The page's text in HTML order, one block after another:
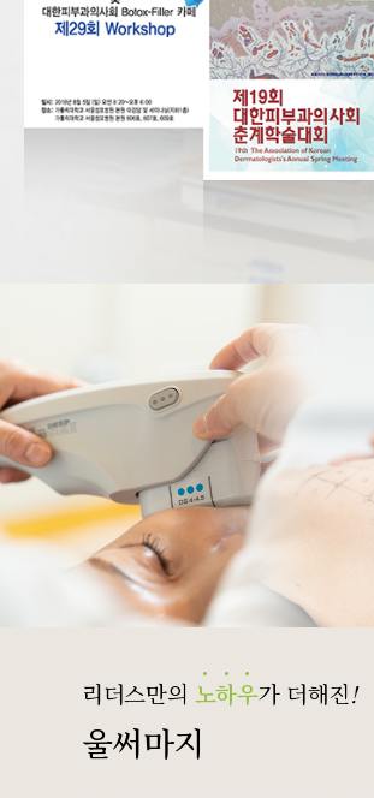
리더스만의 노하우가 더해진!
울써마지